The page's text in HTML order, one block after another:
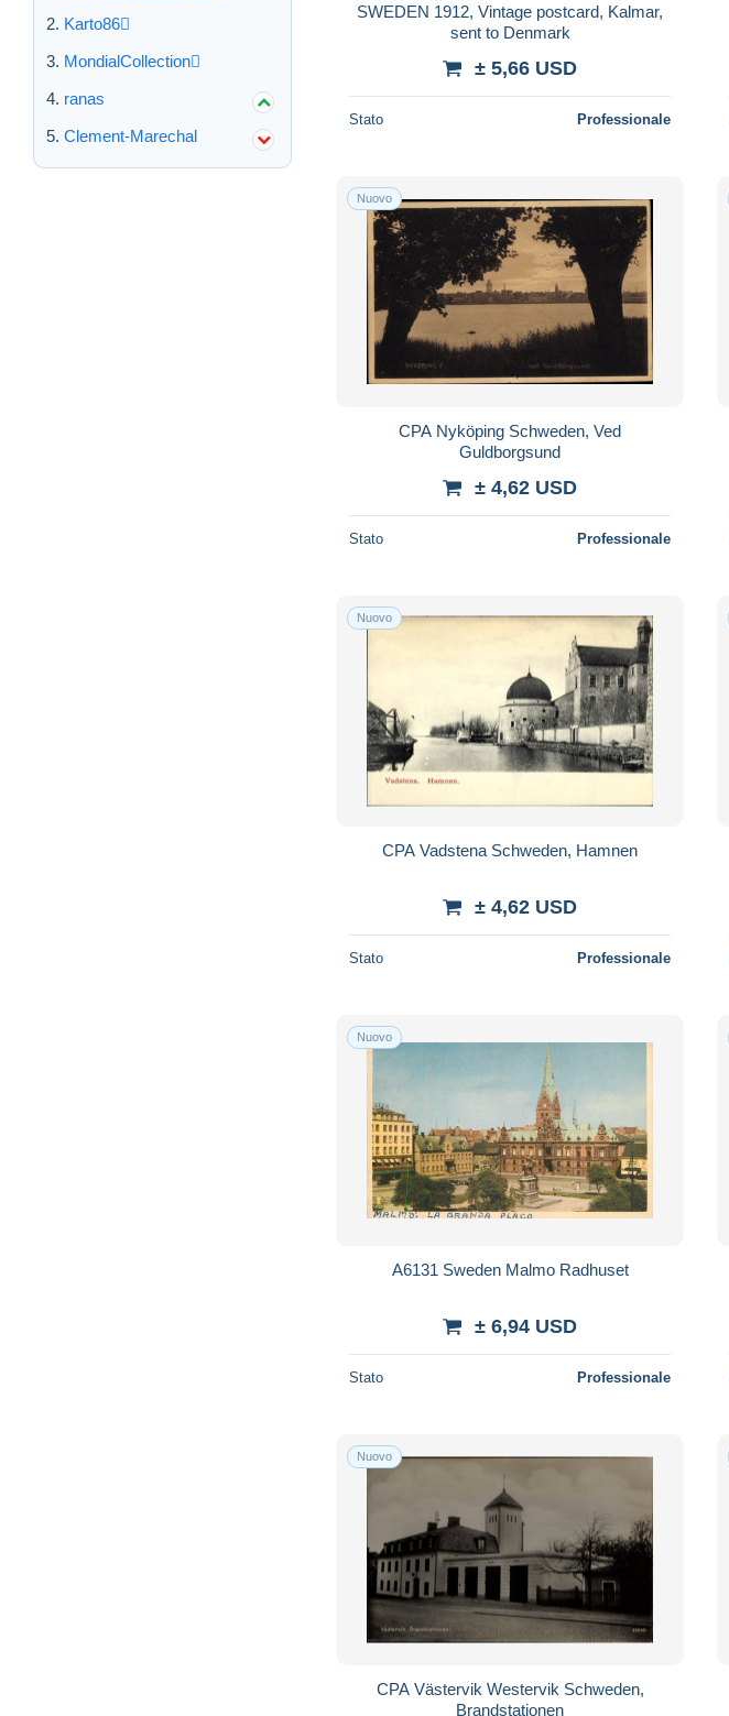
Karto86
MondialCollection
ranas
Clement-Marechal
SWEDEN 1912, Vintage postcard, Kalmar,
sent to Denmark
± 5,66 USD
Stato Professionale
Nuovo
CPA Nyköping Schweden, Ved
Guldborgsund
± 4,62 USD
Stato Professionale
Nuovo
CPA Vadstena Schweden, Hamnen
± 4,62 USD
Stato Professionale
Nuovo
A6131 Sweden Malmo Radhuset
± 6,94 USD
Stato Professionale
Nuovo
CPA Västervik Westervik Schweden,
Brandstationen